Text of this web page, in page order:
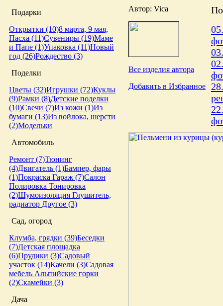
Подарки
Открытки (10)8 марта, 9 мая,
Пасха (11)Сувениры (19)Маме
и Папе (1)Упаковка (11)Новый
год (26)Рождество (3)
Поделки
Цветы (32)Игрушки (72)Куклы
(9)Рамки (8)Детские поделки
(10)Свечи (7)Из кожи (1)Из
бумаги (13)Из войлока, шерсти
(2)Модельки
Автомобиль
Ремонт (7)Тюнинг
(4)Двигатель (1)Бампер, фары
(1)Покраска Гараж (7)Салон
Полировка Тонировка
(2)Шумоизоляция Глушитель,
радиатор Другое (3)
Сад, огород
Клумба, грядки (39)Беседки
(7)Детская площадка
(6)Прудики (3)Садовый
участок (14)Качели (3)Садовая
мебель Альпийские горки
(2)Скамейки (3)
Дача
Автор: Vica
Все изделия автора
Добавить в Избранное